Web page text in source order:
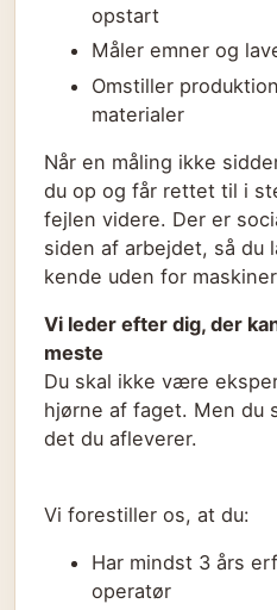
opstart
Måler emner og
Omstiller
materialer
Når en måling ikke
du op og får rettet til i
fejlen videre. Der er
siden af arbejdet, så du
kende uden for
Vi leder efter dig, der
meste
Du skal ikke være
hjørne af faget. Men du
det du afleverer.
Vi forestiller os, at du:
Har mindst 3 års
operatør